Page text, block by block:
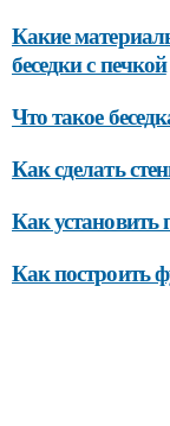
Какие
беседки с печкой
Что такое
Как сделать
Как установить
Как построить